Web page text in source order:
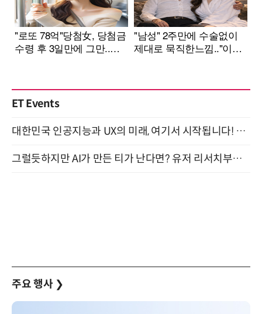
ET Events
대한민국 인공지능과 UX의 미래, 여기서 시작됩니다! UX Korea 2026 - Fall 9월 2일 개최
그럴듯하지만 AI가 만든 티가 난다면? 유저 리서치부터 배포까지! (9/15)
주요 행사 ❯